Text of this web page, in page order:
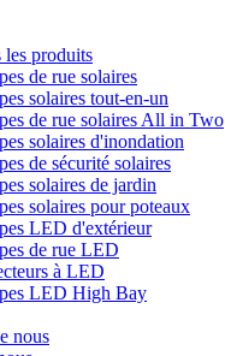
les produits
de rue solaires
solaires tout-en-un
de rue solaires All in Two
solaires d'inondation
de sécurité solaires
solaires de jardin
solaires pour poteaux
LED d'extérieur
de rue LED
à LED
LED High Bay
nous